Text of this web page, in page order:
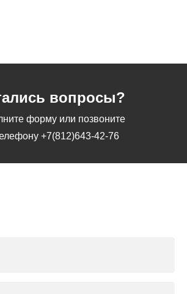
вопросы?
форму или позвоните
+7(812)643-42-76